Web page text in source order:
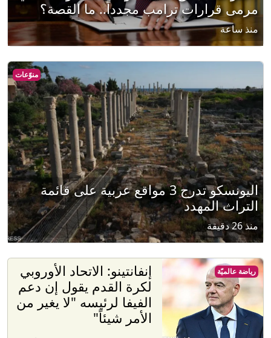
مرمى قرارات ترامب مجدداً.. ما القصة؟
منذ ساعة
منوّعات
اليونسكو تدرج 3 مواقع عربية على قائمة
التراث المهدد
منذ 26 دقيقة
إنفانتينو: الاتحاد الأوروبي
لكرة القدم يقول إن دعم
الفيفا لرئيسه "لا يغير من
الأمر شيئاً"
رياضة عالميّة